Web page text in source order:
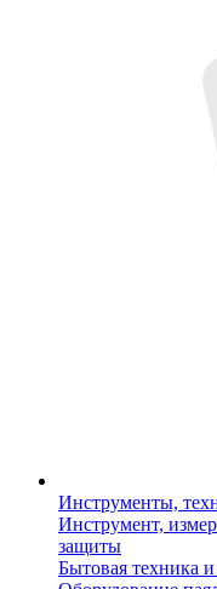
Инструменты,
Инструмент,
защиты
Бытовая техника